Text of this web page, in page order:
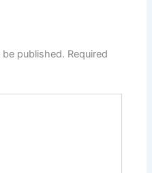
published. Required